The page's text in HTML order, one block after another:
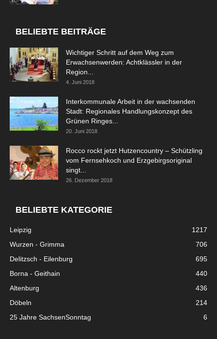
BELIEBTE BEITRÄGE
Wichtiger Schritt auf dem Weg zum
Erwachsenwerden: Achtklässler in der
Region...
4. Juni 2018
Interkommunale Arbeit in der wachsenden
Stadt: Regionales Handlungskonzept des
Grünen Ringes...
20. Juni 2018
Rocco rockt jetzt Hutzencountry – Schützling
vom Fernsehkoch und Erzgebirgsoriginal
singt...
26. Dezember 2018
BELIEBTE KATEGORIE
Leipzig
1217
Wurzen - Grimma
706
Delitzsch - Eilenburg
695
Borna - Geithain
440
Altenburg
436
Döbeln
214
25 Jahre SachsenSonntag
6